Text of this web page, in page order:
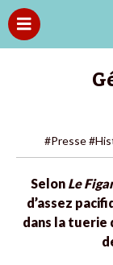
#Presse
Selon Le
d’assez
dans la tuerie